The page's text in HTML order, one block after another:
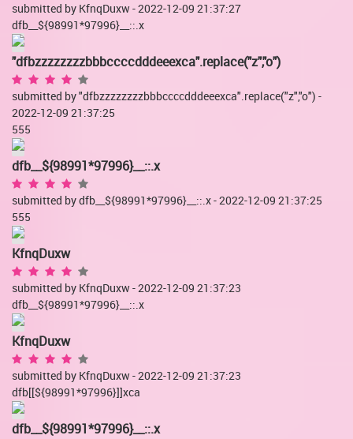
submitted by KfnqDuxw - 2022-12-09 21:37:27
dfb__${98991*97996}__::.x
"dfbzzzzzzzzbbbccccdddeeexca".replace("z","o")
submitted by "dfbzzzzzzzzbbbccccdddeeexca".replace("z","o") -
2022-12-09 21:37:25
555
dfb__${98991*97996}__::.x
submitted by dfb__${98991*97996}__::.x - 2022-12-09 21:37:25
555
KfnqDuxw
submitted by KfnqDuxw - 2022-12-09 21:37:23
dfb__${98991*97996}__::.x
KfnqDuxw
submitted by KfnqDuxw - 2022-12-09 21:37:23
dfb[[${98991*97996}]]xca
dfb__${98991*97996}__::.x